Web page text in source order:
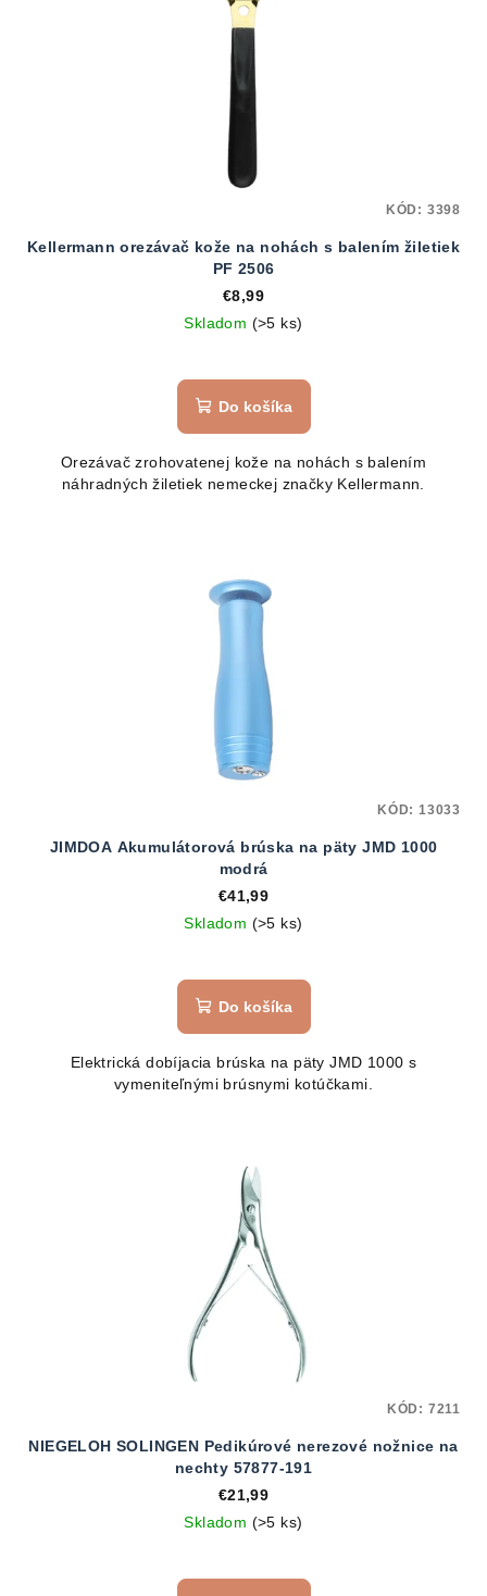
Kellermann orezávač kože na nohách s balením žiletiek
PF 2506
€8,99
Skladom (>5 ks)
Do košíka
Orezávač zrohovatenej kože na nohách s balením
náhradných žiletiek nemeckej značky Kellermann.
KÓD: 3398
JIMDOA Akumulátorová brúska na päty JMD 1000
modrá
€41,99
Skladom (>5 ks)
Do košíka
Elektrická dobíjacia brúska na päty JMD 1000 s
vymeniteľnými brúsnymi kotúčkami.
KÓD: 13033
NIEGELOH SOLINGEN Pedikúrové nerezové nožnice na
nechty 57877-191
€21,99
Skladom (>5 ks)
KÓD: 7211